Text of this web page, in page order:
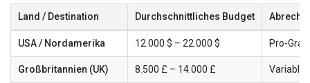
Land / Destination Durchschnittliches Budget
USA / Nordamerika 12.000 $ – 22.000 $ Pro-
Großbritannien (UK) 8.500 £ – 14.000 £